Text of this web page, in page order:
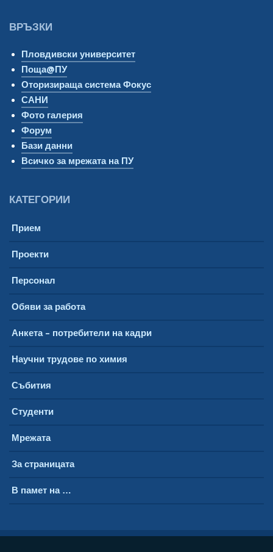
ВРЪЗКИ
Пловдивски университет
Поща@ПУ
Оторизираща система Фокус
САНИ
Фото галерия
Форум
Бази данни
Всичко за мрежата на ПУ
КАТЕГОРИИ
Прием
Проекти
Персонал
Обяви за работа
Анкета – потребители на кадри
Научни трудове по химия
Събития
Студенти
Мрежата
За страницата
В памет на …